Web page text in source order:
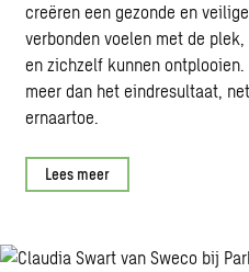
creëren een gezonde en
verbonden voelen met de
en zichzelf kunnen
meer dan het eindresultaat,
ernaartoe.
Lees meer